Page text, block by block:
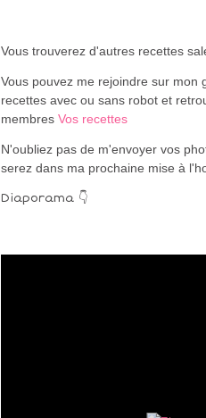
Vous trouverez d'autres recettes
Vous pouvez me rejoindre sur mon
recettes avec ou sans robot et
membres Vos recettes
N'oubliez pas de m'envoyer vos
serez dans ma prochaine mise à
Diaporama 👇